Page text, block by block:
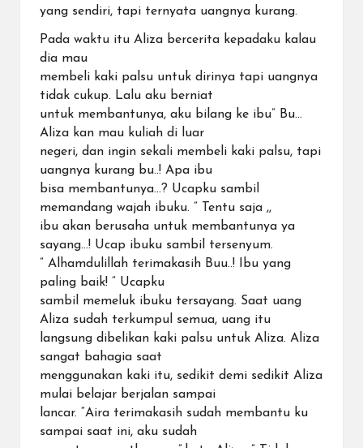
yang sendiri, tapi ternyata uangnya kurang.
Pada waktu itu Aliza bercerita kepadaku kalau
dia mau
membeli kaki palsu untuk dirinya tapi uangnya
tidak cukup. Lalu aku berniat
untuk membantunya, aku bilang ke ibu” Bu…
Aliza kan mau kuliah di luar
negeri, dan ingin sekali membeli kaki palsu, tapi
uangnya kurang bu..! Apa ibu
bisa membantunya…? Ucapku sambil
memandang wajah ibuku. ” Tentu saja ,,
ibu akan berusaha untuk membantunya ya
sayang…! Ucap ibuku sambil tersenyum.
” Alhamdulillah terimakasih Buu..! Ibu yang
paling baik! ” Ucapku
sambil memeluk ibuku tersayang. Saat uang
Aliza sudah terkumpul semua, uang itu
langsung dibelikan kaki palsu untuk Aliza. Aliza
sangat bahagia saat
menggunakan kaki itu, sedikit demi sedikit Aliza
mulai belajar berjalan sampai
lancar. “Aira terimakasih sudah membantu ku
sampai saat ini, aku sudah